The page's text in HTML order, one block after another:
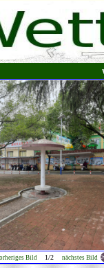
Bild 1/2 nächstes Bild